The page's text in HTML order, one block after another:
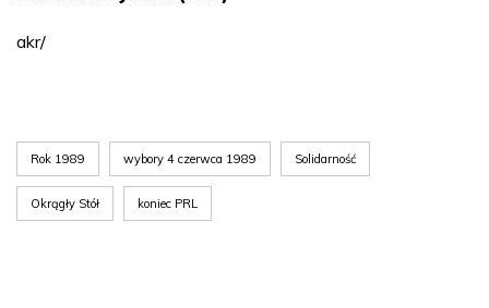
akr/
Rok 1989 wybory 4 czerwca 1989 Solidarność
Okrągły Stół koniec PRL